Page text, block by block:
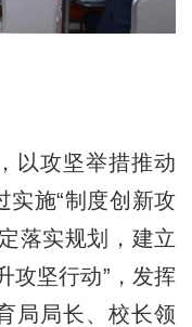
攻坚举措推动
实施“制度创新攻
落实规划，建立
攻坚行动”，发挥
局局长、校长领